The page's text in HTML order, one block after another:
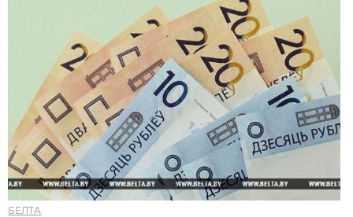
БЕЛТА